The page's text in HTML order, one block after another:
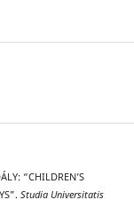
“CHILDREN’S
Studia Universitatis